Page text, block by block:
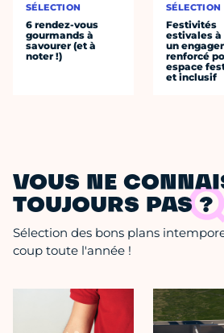
SÉLECTION
6 rendez-vous
gourmands à
savourer (et à
noter !)
SÉLECTION
Festivités
estivales à
un
renforcé
espace
et inclusif
VOUS NE
TOUJOURS PAS ?
Sélection des bons plans
coup toute l'année !